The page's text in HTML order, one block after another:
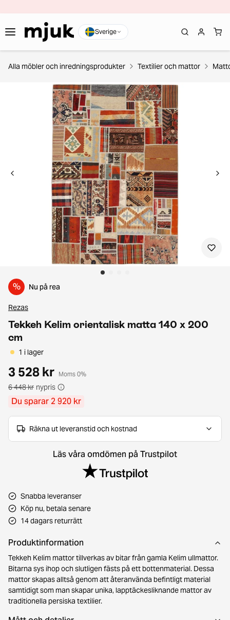
Sverige
Alla möbler och inredningsprodukter Textilier och mattor
% Nu på rea
Rezas
Tekkeh Kelim orientalisk matta 140 x 200
cm
1 i lager
3 528 kr Moms 0%
6 448 kr nypris
Du sparar 2 920 kr
Räkna ut leveranstid och kostnad
Läs våra omdömen på Trustpilot
Snabba leveranser
Köp nu, betala senare
14 dagars returrätt
Produktinformation
Tekkeh Kelim mattor tillverkas av bitar från gamla Kelim ullmattor.
Bitarna sys ihop och slutligen fästs på ett bottenmaterial. Dessa
mattor skapas alltså genom att återanvända befintligt material
samtidigt som man skapar unika, lapptäckesliknande mattor av
traditionella persiska textilier.